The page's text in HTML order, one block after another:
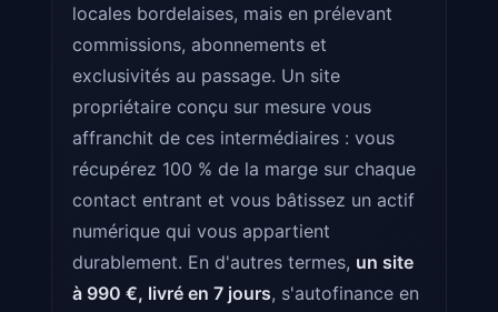
locales bordelaises, mais en prélevant
commissions, abonnements et
exclusivités au passage. Un site
propriétaire conçu sur mesure vous
affranchit de ces intermédiaires : vous
récupérez 100 % de la marge sur chaque
contact entrant et vous bâtissez un actif
numérique qui vous appartient
durablement. En d'autres termes, un site
à 990 €, livré en 7 jours, s'autofinance en